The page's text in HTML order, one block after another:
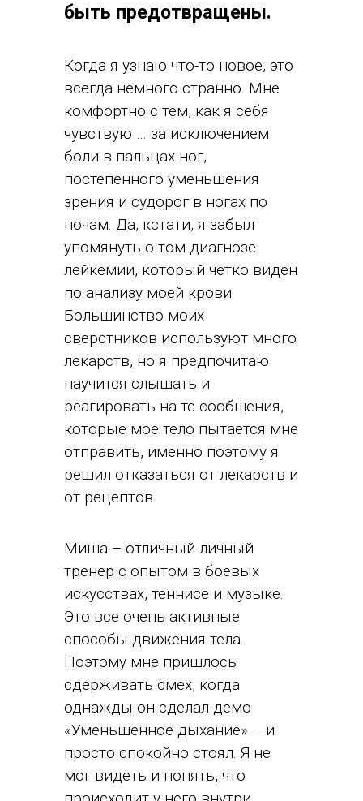
быть предотвращены.
Когда я узнаю что-то новое, это
всегда немного странно. Мне
комфортно с тем, как я себя
чувствую … за исключением
боли в пальцах ног,
постепенного уменьшения
зрения и судорог в ногах по
ночам. Да, кстати, я забыл
упомянуть о том диагнозе
лейкемии, который четко виден
по анализу моей крови.
Большинство моих
сверстников используют много
лекарств, но я предпочитаю
научится слышать и
реагировать на те сообщения,
которые мое тело пытается мне
отправить, именно поэтому я
решил отказаться от лекарств и
от рецептов.
Миша – отличный личный
тренер с опытом в боевых
искусствах, теннисе и музыке.
Это все очень активные
способы движения тела.
Поэтому мне пришлось
сдерживать смех, когда
однажды он сделал демо
«Уменьшенное дыхание» – и
просто спокойно стоял. Я не
мог видеть и понять, что